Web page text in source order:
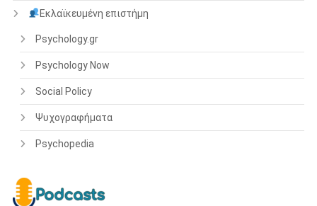
Εκλαϊκευμένη επιστήμη
Psychology.gr
Psychology Now
Social Policy
Ψυχογραφήματα
Psychopedia